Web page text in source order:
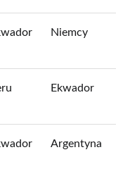
Niemcy
Ekwador
Argentyna